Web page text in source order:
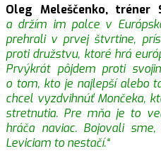
Oleg Meleščenko, tréner
a držím im palce v
prehrali v prvej štvrtine,
proti družstvu, ktoré hrá
Prvýkrát pôjdem proti
o tom, kto je najlepší alebo
chcel vyzdvihnúť Mončeka,
stretnutia. Pre mňa je to
hráča naviac. Bojovali
Leviciam to nestačí.“